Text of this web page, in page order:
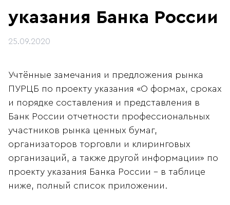
указания Банка России
25.09.2020
Учтённые замечания и предложения рынка
ПУРЦБ по проекту указания «О формах, сроках
и порядке составления и представления в
Банк России отчетности профессиональных
участников рынка ценных бумаг,
организаторов торговли и клиринговых
организаций, а также другой информации» по
проекту указания Банка России - в таблице
ниже, полный список приложении.